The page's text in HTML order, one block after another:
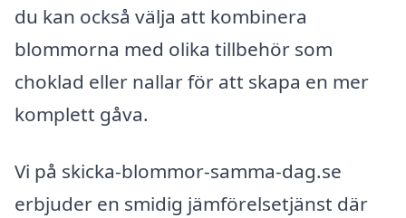
du kan också välja att kombinera
blommorna med olika tillbehör som
choklad eller nallar för att skapa en mer
komplett gåva.
Vi på skicka-blommor-samma-dag.se
erbjuder en smidig jämförelsetjänst där